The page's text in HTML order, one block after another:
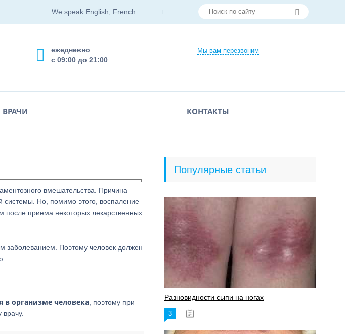
We speak English, French
Мы вам перезвоним
ежедневно
с 09:00 до 21:00
ВРАЧИ КОНТАКТЫ
вмешательства. Причина
Но, помимо этого, воспаление
после приема некоторых лекарственных
заболеванием. Поэтому человек должен
в организме человека , поэтому при
Популярные статьи
Разновидности сыпи на ногах
3